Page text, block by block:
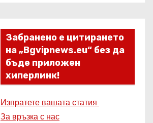
Забранено е цитирането
на „Bgvipnews.eu“ без да
бъде приложен
хиперлинк!
Изпратете вашата статия
За връзка с нас